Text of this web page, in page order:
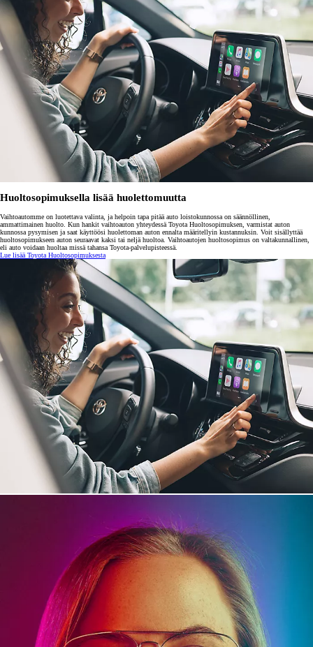
Huoltosopimuksella lisää huolettomuutta
Vaihtoautomme on luotettava valinta, ja helpoin tapa pitää auto loistokunnossa on säännöllinen,
ammattimainen huolto. Kun hankit vaihtoauton yhteydessä Toyota Huoltosopimuksen, varmistat auton
kunnossa pysymisen ja saat käyttöösi huolettoman auton ennalta määritellyin kustannuksin. Voit sisällyttää
huoltosopimukseen auton seuraavat kaksi tai neljä huoltoa. Vaihtoautojen huoltosopimus on valtakunnallinen,
eli auto voidaan huoltaa missä tahansa Toyota-palvelupisteessä.
Lue lisää Toyota Huoltosopimuksesta